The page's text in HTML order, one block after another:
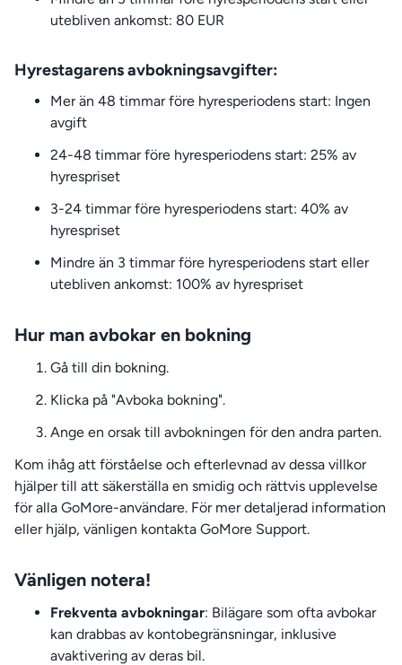
utebliven ankomst: 80 EUR
Hyrestagarens avbokningsavgifter:
Mer än 48 timmar före hyresperiodens start: Ingen
avgift
24-48 timmar före hyresperiodens start: 25% av
hyrespriset
3-24 timmar före hyresperiodens start: 40% av
hyrespriset
Mindre än 3 timmar före hyresperiodens start eller
utebliven ankomst: 100% av hyrespriset
Hur man avbokar en bokning
Gå till din bokning.
Klicka på "Avboka bokning".
Ange en orsak till avbokningen för den andra parten.
Kom ihåg att förståelse och efterlevnad av dessa villkor
hjälper till att säkerställa en smidig och rättvis upplevelse
för alla GoMore-användare. För mer detaljerad information
eller hjälp, vänligen kontakta GoMore Support.
Vänligen notera!
Frekventa avbokningar: Bilägare som ofta avbokar
kan drabbas av kontobegränsningar, inklusive
avaktivering av deras bil.